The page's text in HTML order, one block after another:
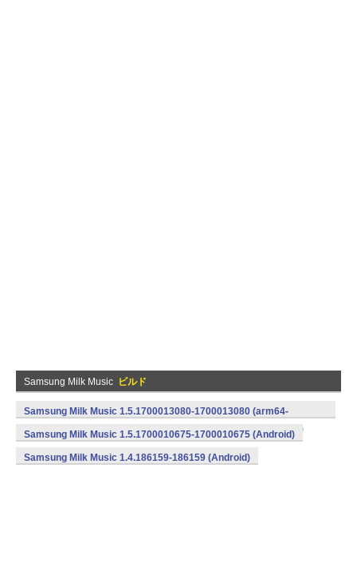
Samsung Milk Music ビルド
Samsung Milk Music 1.5.1700013080-1700013080 (arm64-
v8a,armeabi,armeabi-v7a,mips,mips64,x86,x86_64) (Android)
Samsung Milk Music 1.5.1700010675-1700010675 (Android)
Samsung Milk Music 1.4.186159-186159 (Android)